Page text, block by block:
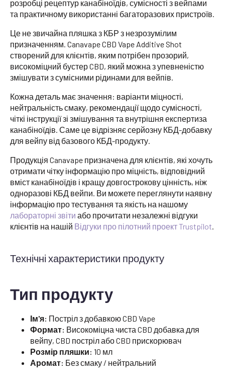
розробці рецептур канабіноїдів, сумісності з вейпами
та практичному використанні багаторазових пристроїв.
Це не звичайна пляшка з КБР з незрозумілим
призначенням. Canavape CBD Vape Additive Shot
створений для клієнтів, яким потрібен прозорий,
високоміцний бустер CBD, який можна з упевненістю
змішувати з сумісними рідинами для вейпів.
Кожна деталь має значення: варіанти міцності,
нейтральність смаку, рекомендації щодо сумісності,
чіткі інструкції зі змішування та внутрішня експертиза
канабіноїдів. Саме це відрізняє серйозну КБД-добавку
для вейпу від базового КБД-продукту.
Продукція Canavape призначена для клієнтів, які хочуть
отримати чітку інформацію про міцність, відповідний
вміст канабіноїдів і кращу довгострокову цінність, ніж
одноразові КБД вейпи. Ви можете переглянути наявну
інформацію про тестування та якість на нашому
лабораторні звіти або прочитати незалежні відгуки
клієнтів на нашій Відгуки про пілотний проект Trustpilot.
Технічні характеристики продукту
Тип продукту
Ім'я: Постріл з добавкою CBD Vape
Формат: Високоміцна чиста CBD добавка для
вейпу, CBD постріл або CBD прискорювач
Розмір пляшки: 10 мл
Аромат: Без смаку / нейтральний